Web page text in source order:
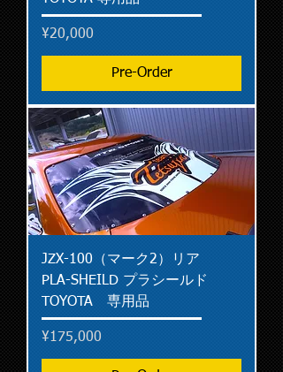
Price
¥20,000
Pre-Order
JZX-100（マーク2）リア
PLA-SHEILD プラシールド
TOYOTA 専用品
Price
¥175,000